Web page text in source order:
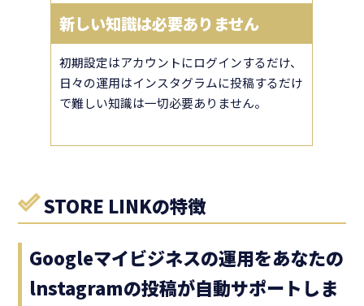
新しい知識は必要ありません
初期設定はアカウントにログインするだけ、
日々の運用はインスタグラムに投稿するだけ
で難しい知識は一切必要ありません。
STORE LINKの特徴
Googleマイビジネスの運用をあなたの
lnstagramの投稿が自動サポートしま